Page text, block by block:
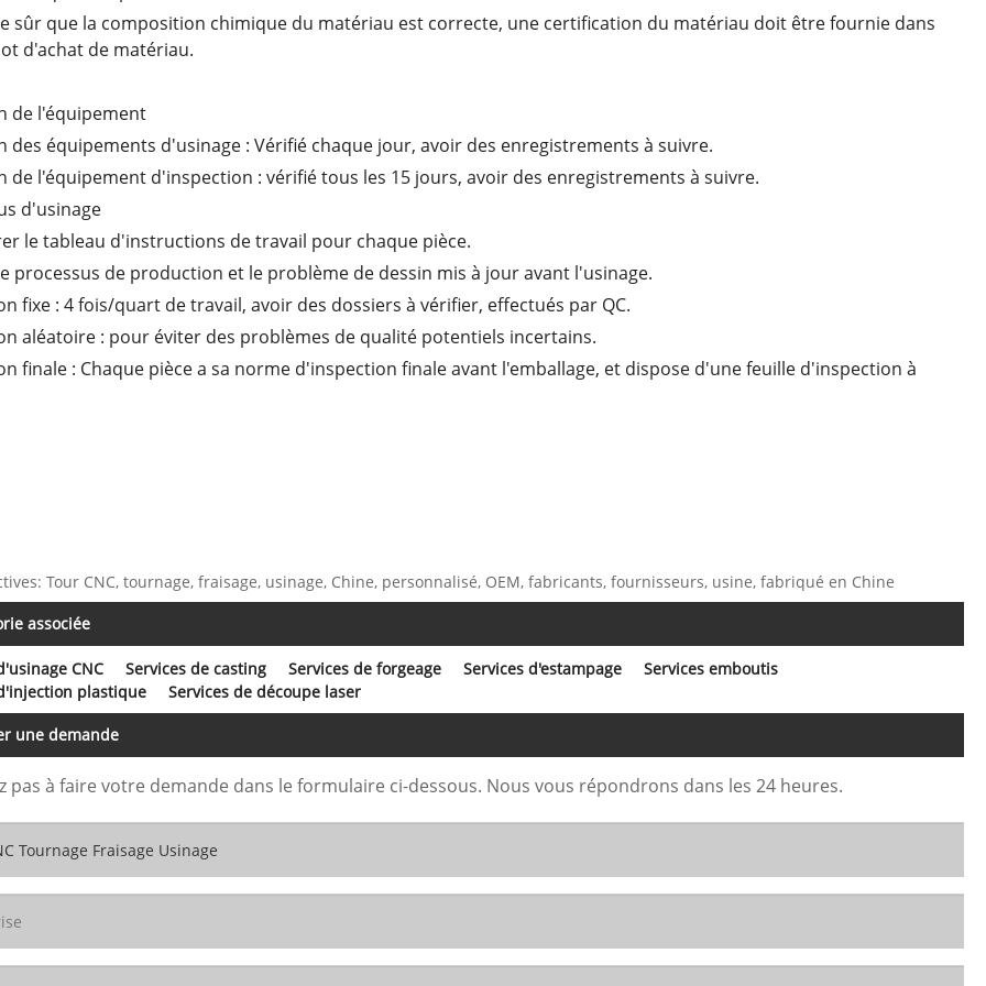
sûr que la composition chimique du matériau est correcte, une certification du matériau doit être fournie dans
d'achat de matériau.
de l'équipement
des équipements d'usinage : Vérifié chaque jour, avoir des enregistrements à suivre.
de l'équipement d'inspection : vérifié tous les 15 jours, avoir des enregistrements à suivre.
d'usinage
le tableau d'instructions de travail pour chaque pièce.
processus de production et le problème de dessin mis à jour avant l'usinage.
fixe : 4 fois/quart de travail, avoir des dossiers à vérifier, effectués par QC.
aléatoire : pour éviter des problèmes de qualité potentiels incertains.
finale : Chaque pièce a sa norme d'inspection finale avant l'emballage, et dispose d'une feuille d'inspection à
Tour CNC, tournage, fraisage, usinage, Chine, personnalisé, OEM, fabricants, fournisseurs, usine, fabriqué en Chine
associée
CNC Services de casting Services de forgeage Services d'estampage
Services emboutis
plastique
Services de découpe laser
une demande
pas à faire votre demande dans le formulaire ci-dessous. Nous vous répondrons dans les 24 heures.